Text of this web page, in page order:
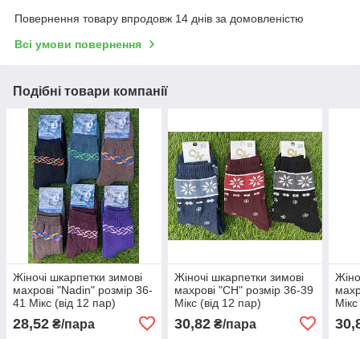
Повернення товару впродовж 14 днів за домовленістю
Всі умови повернення
Подібні товари компанії
Жіночі шкарпетки зимові
махрові "Nadin" розмір 36-
41 Мікс (від 12 пар)
28,52 ₴/пара
Жіночі шкарпетки зимові
махрові "CH" розмір 36-39
Мікс (від 12 пар)
30,82₴/пара